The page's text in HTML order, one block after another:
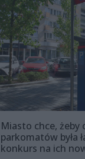
Miasto chce, żeby
parkomatów była
konkurs na ich